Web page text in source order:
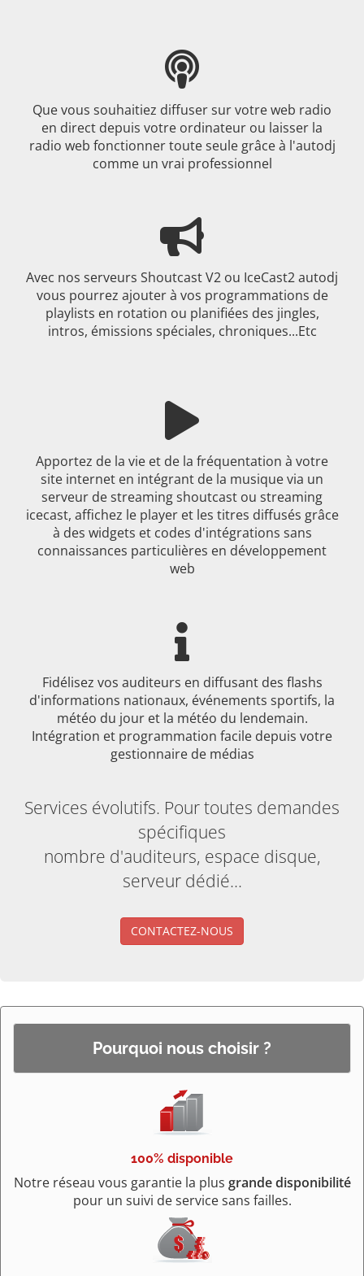
Que vous souhaitiez diffuser sur votre web radio
en direct depuis votre ordinateur ou laisser la
radio web fonctionner toute seule grâce à l'autodj
comme un vrai professionnel
Avec nos serveurs Shoutcast V2 ou IceCast2 autodj
vous pourrez ajouter à vos programmations de
playlists en rotation ou planifiées des jingles,
intros, émissions spéciales, chroniques...Etc
Apportez de la vie et de la fréquentation à votre
site internet en intégrant de la musique via un
serveur de streaming shoutcast ou streaming
icecast, affichez le player et les titres diffusés grâce
à des widgets et codes d'intégrations sans
connaissances particulières en développement
web
Fidélisez vos auditeurs en diffusant des flashs
d'informations nationaux, événements sportifs, la
météo du jour et la météo du lendemain.
Intégration et programmation facile depuis votre
gestionnaire de médias
Services évolutifs. Pour toutes demandes
spécifiques
nombre d'auditeurs, espace disque,
serveur dédié...
CONTACTEZ-NOUS
Pourquoi nous choisir ?
100% disponible
Notre réseau vous garantie la plus grande disponibilité
pour un suivi de service sans failles.